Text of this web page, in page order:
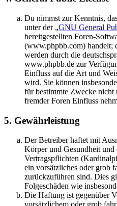
Du nimmst zur Kenntnis,
unter der „GNU General
bereitgestellten Foren-
(www.phpbb.com) handelt;
werden durch die
www.phpbb.de zur
Einfluss auf die Art und
wird. Sie können
für bestimmte Zwecke nicht
fremder Foren Einfluss
5. Gewährleistung
Der Betreiber haftet mit
Körper und Gesundheit
Vertragspflichten
ein vorsätzliches oder grob
zurückzuführen sind. Dies
Folgeschäden wie
Die Haftung ist gegenüber